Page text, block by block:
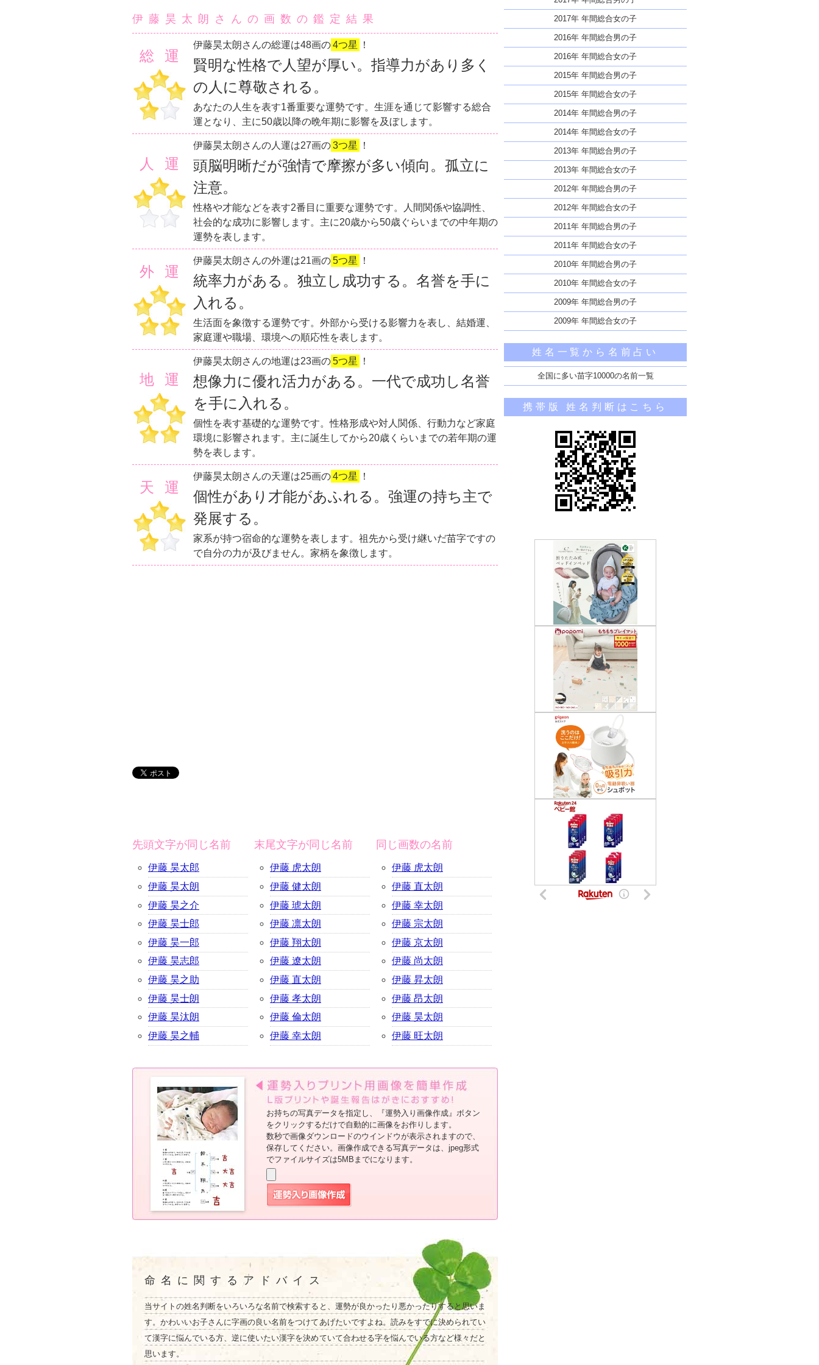
伊藤昊太朗さんの画数の鑑定結果
総運
伊藤昊太朗さんの総運は48画の4つ星 ！
賢明な性格で人望が厚い。指導力があり多く
の人に尊敬される。
あなたの人生を表す1番重要な運勢です。生涯を通じて影響する総合
運となり、主に50歳以降の晩年期に影響を及ぼします。
人運
伊藤昊太朗さんの人運は27画の3つ星 ！
頭脳明晰だが強情で摩擦が多い傾向。孤立に
注意。
性格や才能などを表す2番目に重要な運勢です。人間関係や協調性、
社会的な成功に影響します。主に20歳から50歳ぐらいまでの中年期の
運勢を表します。
外運
伊藤昊太朗さんの外運は21画の5つ星 ！
統率力がある。独立し成功する。名誉を手に
入れる。
生活面を象徴する運勢です。外部から受ける影響力を表し、結婚運、
家庭運や職場、環境への順応性を表します。
地運
伊藤昊太朗さんの地運は23画の5つ星 ！
想像力に優れ活力がある。一代で成功し名誉
を手に入れる。
個性を表す基礎的な運勢です。性格形成や対人関係、行動力など家庭
環境に影響されます。主に誕生してから20歳くらいまでの若年期の運
勢を表します。
天運
伊藤昊太朗さんの天運は25画の4つ星 ！
個性があり才能があふれる。強運の持ち主で
発展する。
家系が持つ宿命的な運勢を表します。祖先から受け継いだ苗字ですの
で自分の力が及びません。家柄を象徴します。
先頭文字が同じ名前
伊藤 昊太郎
伊藤 昊太朗
伊藤 昊之介
伊藤 昊士郎
伊藤 昊一郎
伊藤 昊志郎
伊藤 昊之助
伊藤 昊士朗
伊藤 昊汰朗
伊藤 昊之輔
末尾文字が同じ名前
伊藤 虎太朗
伊藤 健太朗
伊藤 琥太朗
伊藤 凛太朗
伊藤 翔太朗
伊藤 遼太朗
伊藤 直太朗
伊藤 孝太朗
伊藤 倫太朗
伊藤 幸太朗
同じ画数の名前
伊藤 虎太朗
伊藤 直太朗
伊藤 幸太朗
伊藤 宗太朗
伊藤 京太朗
伊藤 尚太朗
伊藤 昇太朗
伊藤 昂太朗
伊藤 昊太朗
伊藤 旺太朗
お持ちの写真データを指定し、『運勢入り画像作成』ボタン
をクリックするだけで自動的に画像をお作りします。
数秒で画像ダウンロードのウインドウが表示されますので、
保存してください。画像作成できる写真データは、jpeg形式
でファイルサイズは5MBまでになります。
命名に関するアドバイス
当サイトの姓名判断をいろいろな名前で検索すると、運勢が良かったり悪かったりすると思いま
す。かわいいお子さんに字画の良い名前をつけてあげたいですよね。読みをすでに決められてい
て漢字に悩んでいる方、逆に使いたい漢字を決めていて合わせる字を悩んでいる方など様々だと
思います。
2017年 年間総合女の子
2016年 年間総合男の子
2016年 年間総合女の子
2015年 年間総合男の子
2015年 年間総合女の子
2014年 年間総合男の子
2014年 年間総合女の子
2013年 年間総合男の子
2013年 年間総合女の子
2012年 年間総合男の子
2012年 年間総合女の子
2011年 年間総合男の子
2011年 年間総合女の子
2010年 年間総合男の子
2010年 年間総合女の子
2009年 年間総合男の子
2009年 年間総合女の子
姓名一覧から名前占い
全国に多い苗字10000の名前一覧
携帯版 姓名判断はこちら